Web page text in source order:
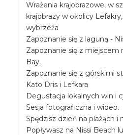
Wrażenia krajobrazowe, w
krajobrazy w okolicy
wybrzeża
Zapoznanie się z laguną -
Zapoznanie się z miejscem
Bay.
Zapoznanie się z górskimi
Kato Dris i Lefkara
Degustacja lokalnych win i
Sesja fotograficzna i wideo.
Spędzisz dzień na plażąch i
Popływasz na Nissi Beach